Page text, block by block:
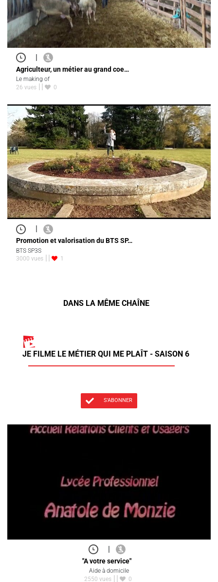
|
Agriculteur, un métier au grand coe…
Le making of
26 vues
0
|
Promotion et valorisation du BTS SP…
BTS SP3S
3000 vues
1
DANS LA MÊME CHAÎNE
JE FILME LE MÉTIER QUI ME PLAÎT - SAISON 6
S'ABONNER
|
"A votre service"
Aide à domicile
2550 vues
0